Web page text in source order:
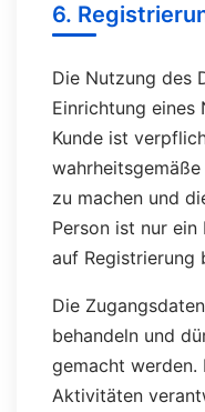
6.
Die Nutzung des
Einrichtung eines
Kunde ist
zu machen und
Person ist nur ein
auf Registrierung
Die
behandeln und
gemacht werden.
Aktivitäten